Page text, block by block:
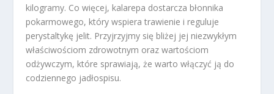
kilogramy. Co więcej, kalarepa dostarcza błonnika
pokarmowego, który wspiera trawienie i reguluje
perystaltykę jelit. Przyjrzyjmy się bliżej jej niezwykłym
właściwościom zdrowotnym oraz wartościom
odżywczym, które sprawiają, że warto włączyć ją do
codziennego jadłospisu.